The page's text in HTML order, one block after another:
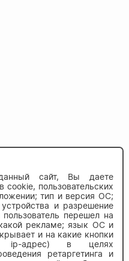
сайт, Вы даете
cookie, пользовательских
тип и версия ОС;
и разрешение
перешел на
рекламе; язык ОС и
и на какие кнопки
ip-адрес) в целях
ретаргетинга и